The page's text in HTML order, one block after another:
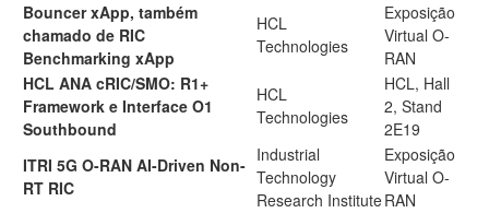
Bouncer xApp, também
chamado de RIC
Benchmarking xApp
HCL
Technologies
Exposição
Virtual O-
RAN
HCL ANA cRIC/SMO: R1+
Framework e Interface O1
Southbound
HCL
Technologies
HCL, Hall
2, Stand
2E19
ITRI 5G O-RAN AI-Driven Non-
RT RIC
Industrial
Technology
Research Institute
Exposição
Virtual O-
RAN